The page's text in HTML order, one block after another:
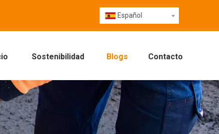
Español
Sostenibilidad Blogs Contacto